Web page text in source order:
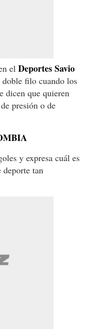
el Deportes Savio
doble filo cuando los
dicen que quieren
presión o de
y expresa cuál es
deporte tan